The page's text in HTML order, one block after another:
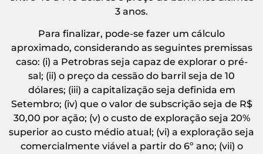
3 anos.
Para finalizar, pode-se fazer um cálculo
aproximado, considerando as seguintes premissas
caso: (i) a Petrobras seja capaz de explorar o pré-
sal; (ii) o preço da cessão do barril seja de 10
dólares; (iii) a capitalização seja definida em
Setembro; (iv) que o valor de subscrição seja de R$
30,00 por ação; (v) o custo de exploração seja 20%
superior ao custo médio atual; (vi) a exploração seja
comercialmente viável a partir do 6º ano; (vii) o